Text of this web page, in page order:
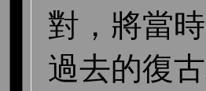
對，將當
過去的復